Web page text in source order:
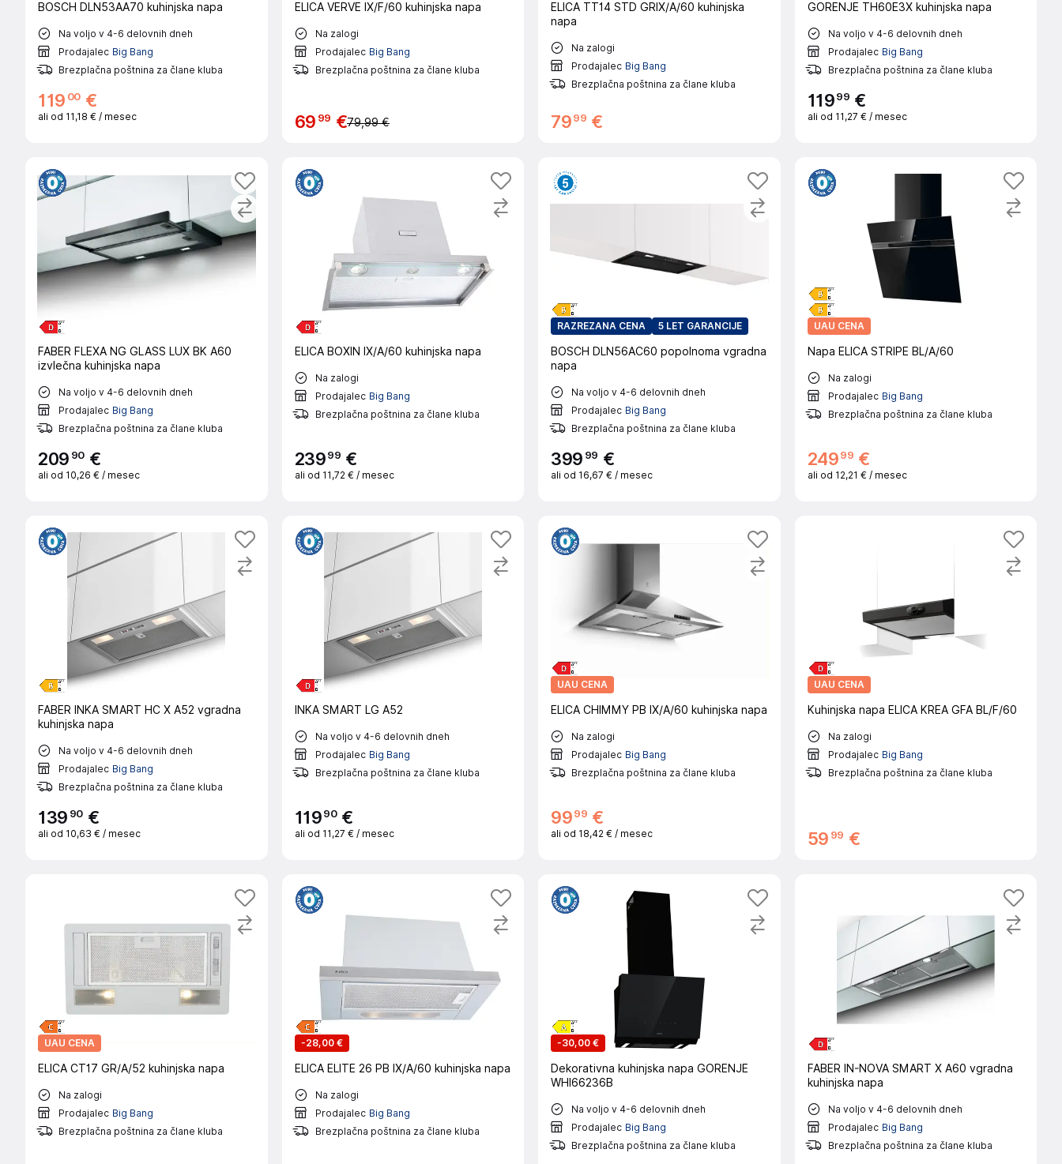
BOSCH DLN53AA70 kuhinjska napa
Na voljo v 4-6 delovnih dneh
Prodajalec Big Bang
Brezplačna poštnina za člane kluba
119 00 €
ali od 11,18 € / mesec
ELICA VERVE IX/F/60 kuhinjska napa
Na zalogi
Prodajalec Big Bang
Brezplačna poštnina za člane kluba
69 99 €79,99 €
ELICA TT14 STD GRIX/A/60 kuhinjska
napa
Na zalogi
Prodajalec Big Bang
Brezplačna poštnina za člane kluba
7999 €
GORENJE TH60E3X kuhinjska napa
Na voljo v 4-6 delovnih dneh
Prodajalec Big Bang
Brezplačna poštnina za člane kluba
11999 €
ali od 11,27 € / mesec
FABER FLEXA NG GLASS LUX BK A60
izvlečna kuhinjska napa
Na voljo v 4-6 delovnih dneh
Prodajalec Big Bang
Brezplačna poštnina za člane kluba
209 90 €
ali od 10,26 € / mesec
ELICA BOXIN IX/A/60 kuhinjska napa
Na zalogi
Prodajalec Big Bang
Brezplačna poštnina za člane kluba
23999 €
ali od 11,72 € / mesec
RAZREZANA CENA 5 LET GARANCIJE
BOSCH DLN56AC60 popolnoma vgradna
napa
Na voljo v 4-6 delovnih dneh
Prodajalec Big Bang
Brezplačna poštnina za člane kluba
399 99 €
ali od 16,67 € / mesec
UAU CENA
Napa ELICA STRIPE BL/A/60
Na zalogi
Prodajalec Big Bang
Brezplačna poštnina za člane kluba
24999 €
ali od 12,21 € / mesec
FABER INKA SMART HC X A52 vgradna
kuhinjska napa
Na voljo v 4-6 delovnih dneh
Prodajalec Big Bang
Brezplačna poštnina za člane kluba
139 90 €
ali od 10,63 € / mesec
INKA SMART LG A52
Na voljo v 4-6 delovnih dneh
Prodajalec Big Bang
Brezplačna poštnina za člane kluba
11990 €
ali od 11,27 € / mesec
UAU CENA
ELICA CHIMMY PB IX/A/60 kuhinjska napa
Na zalogi
Prodajalec Big Bang
Brezplačna poštnina za člane kluba
9999 €
ali od 18,42 € / mesec
UAU CENA
Kuhinjska napa ELICA KREA GFA BL/F/60
Na zalogi
Prodajalec Big Bang
Brezplačna poštnina za člane kluba
59 99 €
UAU CENA
ELICA CT17 GR/A/52 kuhinjska napa
Na zalogi
Prodajalec Big Bang
Brezplačna poštnina za člane kluba
-28,00 €
ELICA ELITE 26 PB IX/A/60 kuhinjska napa
Na zalogi
Prodajalec Big Bang
Brezplačna poštnina za člane kluba
-30,00 €
Dekorativna kuhinjska napa GORENJE
WHI66236B
Na voljo v 4-6 delovnih dneh
Prodajalec Big Bang
Brezplačna poštnina za člane kluba
FABER IN-NOVA SMART X A60 vgradna
kuhinjska napa
Na voljo v 4-6 delovnih dneh
Prodajalec Big Bang
Brezplačna poštnina za člane kluba